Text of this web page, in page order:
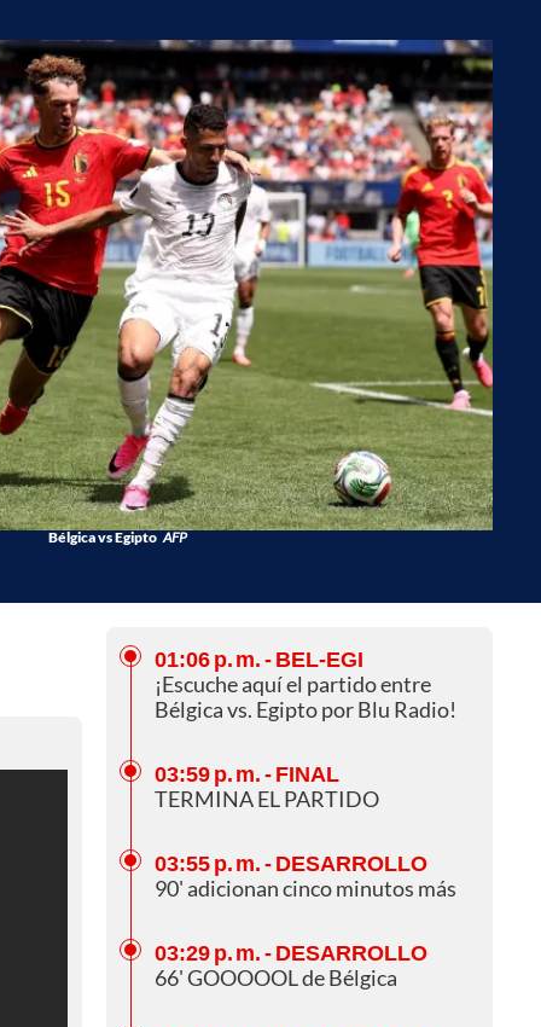
Bélgica vs Egipto AFP
01:06 p. m.- BEL-EGI
¡Escuche aquí el partido entre
Bélgica vs. Egipto por Blu Radio!
03:59 p. m.- FINAL
TERMINA EL PARTIDO
03:55 p. m.- DESARROLLO
90' adicionan cinco minutos más
03:29 p. m.- DESARROLLO
66' GOOOOOL de Bélgica